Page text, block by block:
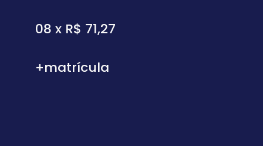
08 x R$ 71,27
+matrícula